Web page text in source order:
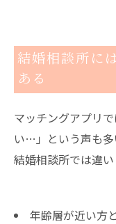
結婚相談所に
ある
マッチングアプリ
い…」という声も多
結婚相談所では違い
年齢層が近い方